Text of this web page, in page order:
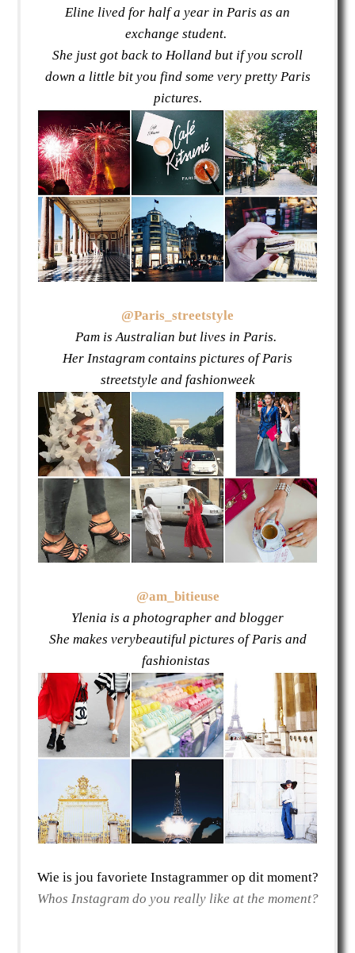
Eline lived for half a year in Paris as an
exchange student.
She just got back to Holland but if you scroll
down a little bit you find some very pretty Paris
pictures.
@Paris_streetstyle
Pam is Australian but lives in Paris.
Her Instagram contains pictures of Paris
streetstyle and fashionweek
@am_bitieuse
Ylenia is a photographer and blogger
She makes verybeautiful pictures of Paris and
fashionistas
Wie is jou favoriete Instagrammer op dit moment?
Whos Instagram do you really like at the moment?